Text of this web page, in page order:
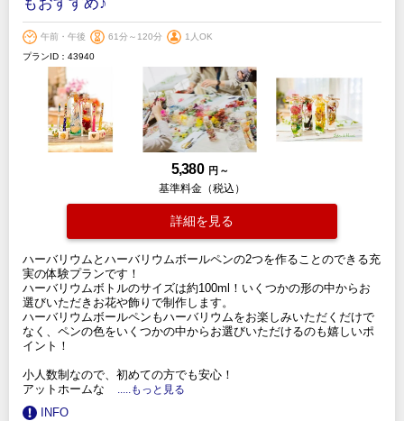
午前・午後 61分～120分
1人OK
プランID：43940
5,380 円 ～
基準料金（税込）
詳細を見る
ハーバリウムとハーバリウムボールペンの2つを作ることのできる充
実の体験プランです！
ハーバリウムボトルのサイズは約100ml！いくつかの形の中からお
選びいただきお花や飾りで制作します。
ハーバリウムボールペンもハーバリウムをお楽しみいただくだけで
なく、ペンの色をいくつかの中からお選びいただけるのも嬉しいポ
イント！
小人数制なので、初めての方でも安心！
アットホームな
.....もっと見る
INFO